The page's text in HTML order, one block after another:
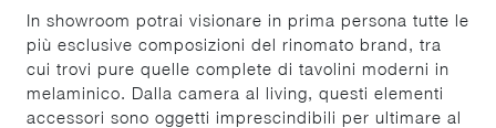
In showroom potrai visionare in prima persona tutte le
più esclusive composizioni del rinomato brand, tra
cui trovi pure quelle complete di tavolini moderni in
melaminico. Dalla camera al living, questi elementi
accessori sono oggetti imprescindibili per ultimare al